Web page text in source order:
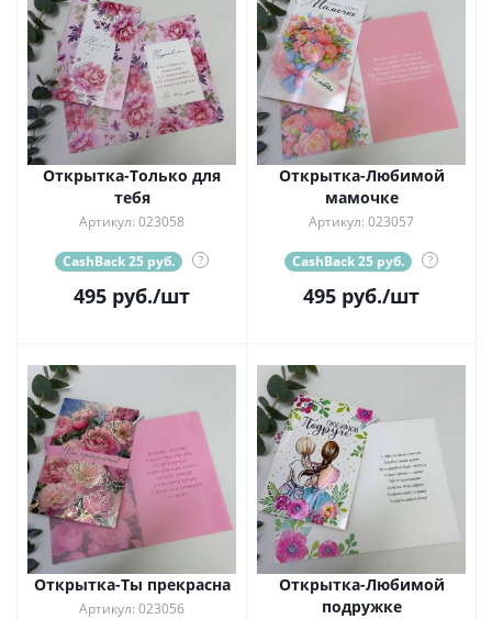
Открытка-Только для
тебя
Артикул: 023058
CashBack 25 руб. ?
495 руб./шт
Открытка-Любимой
мамочке
Артикул: 023057
CashBack 25 руб. ?
495 руб./шт
Открытка-Ты прекрасна
Артикул: 023056
Открытка-Любимой
подружке